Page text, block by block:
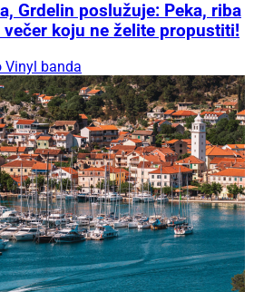
Grdelin poslužuje: Peka, riba
koju ne želite propustiti!
Vinyl banda